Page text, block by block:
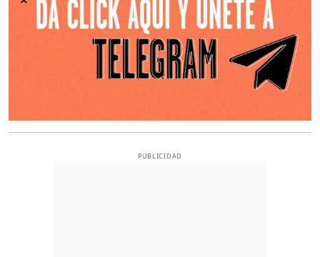
PUBLICIDAD